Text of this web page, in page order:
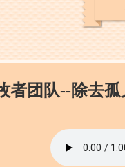
者团队--除去